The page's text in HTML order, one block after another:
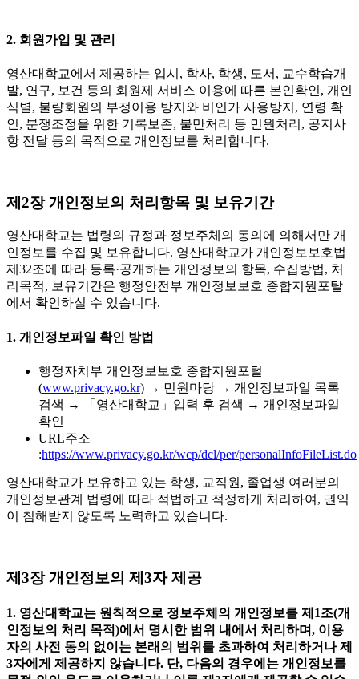
2. 회원가입 및 관리
영산대학교에서 제공하는 입시, 학사, 학생, 도서, 교수학습개
발, 연구, 보건 등의 회원제 서비스 이용에 따른 본인확인, 개인
식별, 불량회원의 부정이용 방지와 비인가 사용방지, 연령 확
인, 분쟁조정을 위한 기록보존, 불만처리 등 민원처리, 공지사
항 전달 등의 목적으로 개인정보를 처리합니다.
제2장 개인정보의 처리항목 및 보유기간
영산대학교는 법령의 규정과 정보주체의 동의에 의해서만 개
인정보를 수집 및 보유합니다. 영산대학교가 개인정보보호법
제32조에 따라 등록·공개하는 개인정보의 항목, 수집방법, 처
리목적, 보유기간은 행정안전부 개인정보보호 종합지원포탈
에서 확인하실 수 있습니다.
1. 개인정보파일 확인 방법
행정자치부 개인정보보호 종합지원포털
(www.privacy.go.kr) → 민원마당 → 개인정보파일 목록
검색 → 「영산대학교」입력 후 검색 → 개인정보파일
확인
URL주소
:https://www.privacy.go.kr/wcp/dcl/per/personalInfoFileList.do
영산대학교가 보유하고 있는 학생, 교직원, 졸업생 여러분의
개인정보관계 법령에 따라 적법하고 적정하게 처리하여, 권익
이 침해받지 않도록 노력하고 있습니다.
제3장 개인정보의 제3자 제공
1. 영산대학교는 원칙적으로 정보주체의 개인정보를 제1조(개
인정보의 처리 목적)에서 명시한 범위 내에서 처리하며, 이용
자의 사전 동의 없이는 본래의 범위를 초과하여 처리하거나 제
3자에게 제공하지 않습니다. 단, 다음의 경우에는 개인정보를